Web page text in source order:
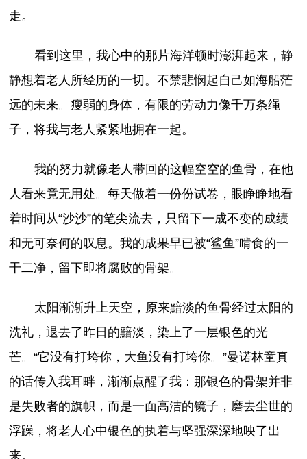
走。
看到这里，我心中的那片海洋顿时澎湃起来，静
静想着老人所经历的一切。不禁悲悯起自己如海船茫
远的未来。瘦弱的身体，有限的劳动力像千万条绳
子，将我与老人紧紧地拥在一起。
我的努力就像老人带回的这幅空空的鱼骨，在他
人看来竟无用处。每天做着一份份试卷，眼睁睁地看
着时间从“沙沙”的笔尖流去，只留下一成不变的成绩
和无可奈何的叹息。我的成果早已被“鲨鱼”啃食的一
干二净，留下即将腐败的骨架。
太阳渐渐升上天空，原来黯淡的鱼骨经过太阳的
洗礼，退去了昨日的黯淡，染上了一层银色的光
芒。“它没有打垮你，大鱼没有打垮你。”曼诺林童真
的话传入我耳畔，渐渐点醒了我：那银色的骨架并非
是失败者的旗帜，而是一面高洁的镜子，磨去尘世的
浮躁，将老人心中银色的执着与坚强深深地映了出
来。